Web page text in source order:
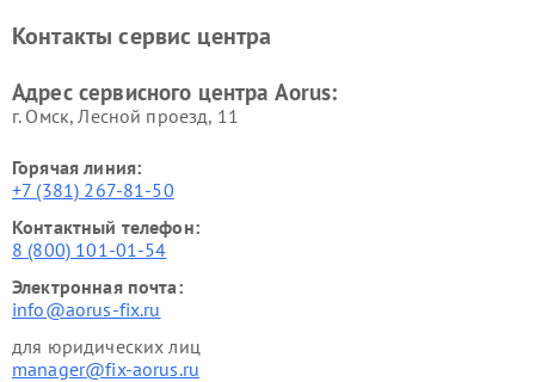
Контакты сервис центра
Адрес сервисного центра Aorus:
г. Омск, ​Лесной проезд, 11
Горячая линия:
+7 (381) 267-81-50
Контактный телефон:
8 (800) 101-01-54
Электронная почта:
info@aorus-fix.ru
для юридических лиц
manager@fix-aorus.ru